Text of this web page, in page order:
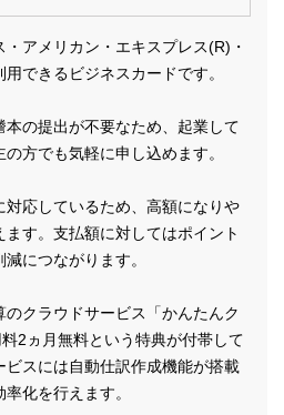
アメリカン・エキスプレス(R)・
できるビジネスカードです。
の提出が不要なため、起業して
方でも気軽に申し込めます。
対応しているため、高額になりや
す。支払額に対してはポイント
につながります。
クラウドサービス「かんたんク
2ヵ月無料という特典が付帯して
ビスには自動仕訳作成機能が搭載
化を行えます。